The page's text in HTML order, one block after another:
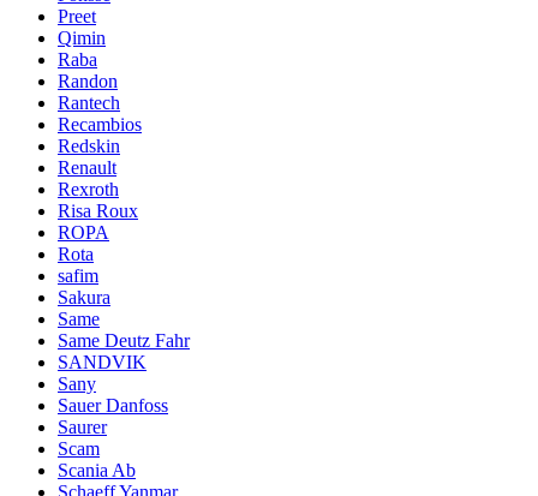
Preet
Qimin
Raba
Randon
Rantech
Recambios
Redskin
Renault
Rexroth
Risa Roux
ROPA
Rota
safim
Sakura
Same
Same Deutz Fahr
SANDVIK
Sany
Sauer Danfoss
Saurer
Scam
Scania Ab
Schaeff Yanmar